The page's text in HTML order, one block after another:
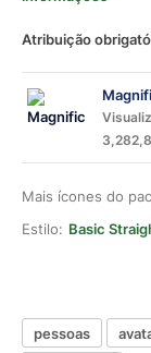
Atribuição
Mais ícones do
Estilo: Basic
pessoas